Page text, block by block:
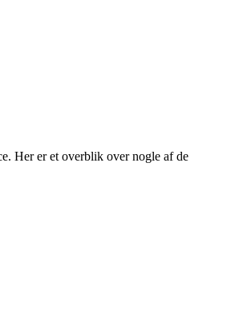
Her er et overblik over nogle af de